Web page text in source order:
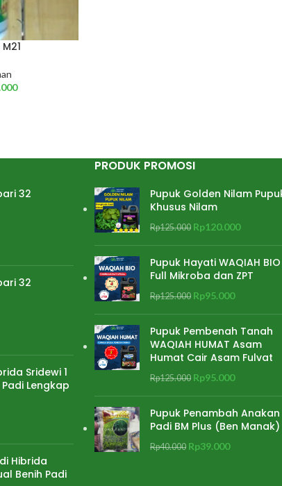
32
32
Sridewi 1
Lengkap
Hibrida
Benih Padi
PRODUK PROMOSI
Pupuk Golden Nilam
Khusus Nilam
Rp125.000 Rp120.000
Pupuk Hayati WAQIAH BIO
Full Mikroba dan ZPT
Rp125.000 Rp95.000
Pupuk Pembenah Tanah
WAQIAH HUMAT Asam
Humat Cair Asam Fulvat
Rp125.000 Rp95.000
Pupuk Penambah Anakan
Padi BM Plus (Ben Manak)
Rp40.000 Rp39.000